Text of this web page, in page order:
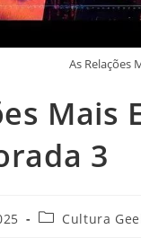
As Relações
Mais
3
Categoria
Cultura